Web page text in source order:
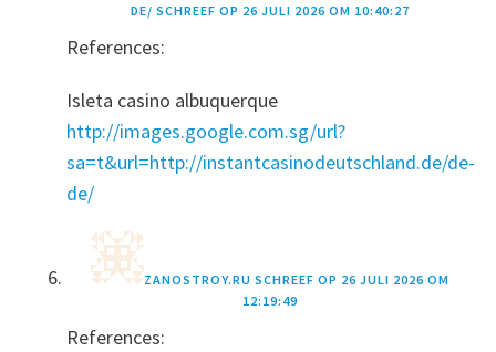
DE/ SCHREEF OP 26 JULI 2026 OM 10:40:27
References:
Isleta casino albuquerque
http://images.google.com.sg/url?
sa=t&url=http://instantcasinodeutschland.de/de-
de/
ZANOSTROY.RU SCHREEF OP 26 JULI 2026 OM
12:19:49
References: